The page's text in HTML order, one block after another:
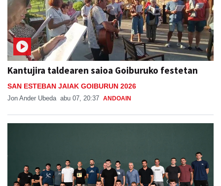
Kantujira taldearen saioa Goiburuko festetan
SAN ESTEBAN JAIAK GOIBURUN 2026
Jon Ander Ubeda abu 07, 20:37 ANDOAIN